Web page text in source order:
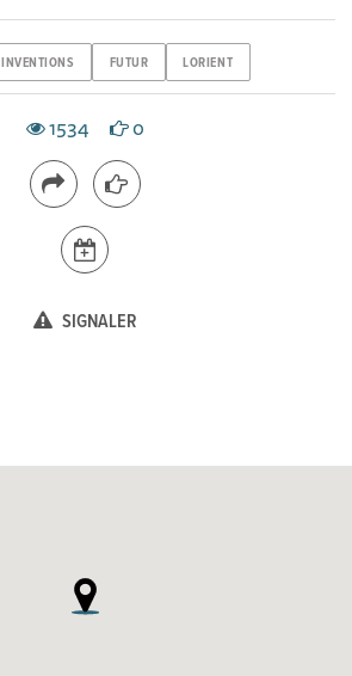
INVENTIONS FUTUR LORIENT
1534 0
SIGNALER